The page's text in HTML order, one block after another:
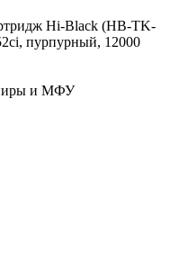
Hi-Black (HB-TK-
пурпурный, 12000
и МФУ